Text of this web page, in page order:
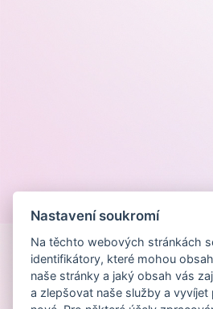
Nastavení soukromí
Na těchto webových stránkách
identifikátory, které mohou
naše stránky a jaký obsah vás
a zlepšovat naše služby a